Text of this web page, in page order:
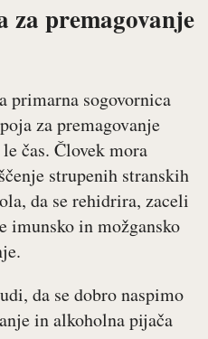
za premagovanje
primarna sogovornica
za premagovanje
čas. Človek mora
strupenih stranskih
da se rehidrira, zaceli
imunsko in možgansko
da se dobro naspimo
in alkoholna pijača